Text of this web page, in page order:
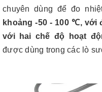
chuyên dùng để đo
khoảng -50 - 100 ℃, với
với hai chế độ hoạt
được dùng trong các lò